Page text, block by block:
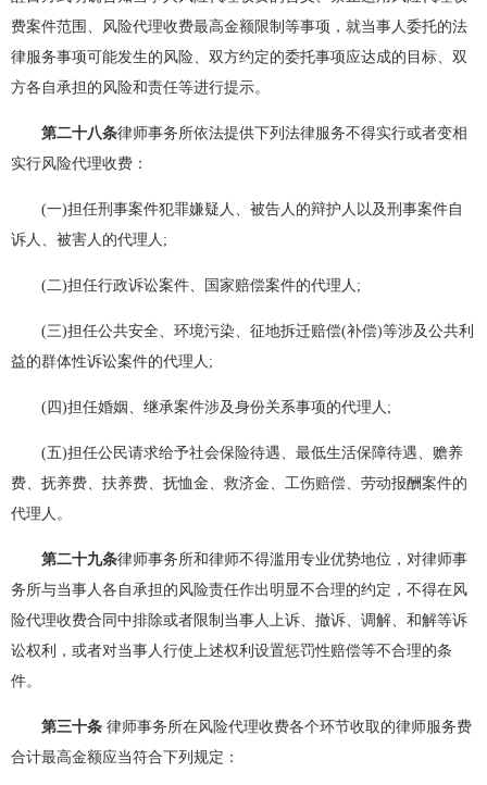
费案件范围、风险代理收费最高金额限制等事项，就当事人委托的法
律服务事项可能发生的风险、双方约定的委托事项应达成的目标、双
方各自承担的风险和责任等进行提示。
第二十八条律师事务所依法提供下列法律服务不得实行或者变相
实行风险代理收费：
(一)担任刑事案件犯罪嫌疑人、被告人的辩护人以及刑事案件自
诉人、被害人的代理人;
(二)担任行政诉讼案件、国家赔偿案件的代理人;
(三)担任公共安全、环境污染、征地拆迁赔偿(补偿)等涉及公共利
益的群体性诉讼案件的代理人;
(四)担任婚姻、继承案件涉及身份关系事项的代理人;
(五)担任公民请求给予社会保险待遇、最低生活保障待遇、赡养
费、抚养费、扶养费、抚恤金、救济金、工伤赔偿、劳动报酬案件的
代理人。
第二十九条律师事务所和律师不得滥用专业优势地位，对律师事
务所与当事人各自承担的风险责任作出明显不合理的约定，不得在风
险代理收费合同中排除或者限制当事人上诉、撤诉、调解、和解等诉
讼权利，或者对当事人行使上述权利设置惩罚性赔偿等不合理的条
件。
第三十条 律师事务所在风险代理收费各个环节收取的律师服务费
合计最高金额应当符合下列规定：